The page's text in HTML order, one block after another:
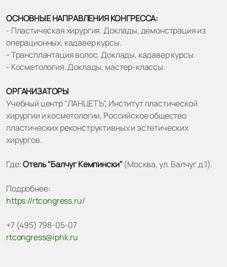
ОСНОВНЫЕ НАПРАВЛЕНИЯ КОНГРЕССА:
- Пластическая хирургия. Доклады, демонстрация из
операционных, кадавер курсы.
- Трансплантация волос. Доклады, кадавер курсы.
- Косметология. Доклады, мастер-классы.
ОРГАНИЗАТОРЫ
Учебный центр "ЛАНЦЕТЪ", Институт пластической
хирургии и косметологии, Российское общество
пластических реконструктивных и эстетических
хирургов.
Где:Отель "Балчуг Кемпински"(Москва, ул. Балчуг д.1).
Подробнее:
https://rtcongress.ru/
+7 (495) 798-05-07
rtcongress@iphk.ru